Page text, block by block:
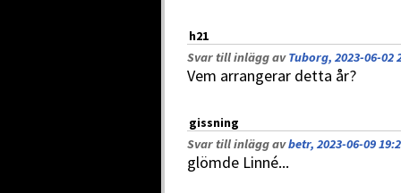
h21
Svar till inlägg avTuborg, 2023-06-02
Vem arrangerar detta år?
gissning
Svar till inlägg avbetr, 2023-06-09
glömde Linné...